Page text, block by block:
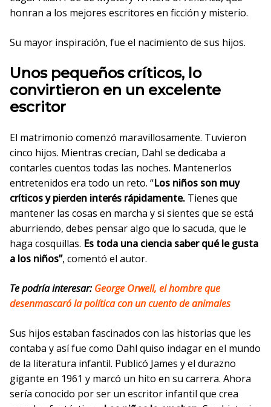
honran a los mejores escritores en ficción y misterio.
Su mayor inspiración, fue el nacimiento de sus hijos.
Unos pequeños críticos, lo
convirtieron en un excelente
escritor
El matrimonio comenzó maravillosamente. Tuvieron
cinco hijos. Mientras crecían, Dahl se dedicaba a
contarles cuentos todas las noches. Mantenerlos
entretenidos era todo un reto. “Los niños son muy
críticos y pierden interés rápidamente. Tienes que
mantener las cosas en marcha y si sientes que se está
aburriendo, debes pensar algo que lo sacuda, que le
haga cosquillas. Es toda una ciencia saber qué le gusta
a los niños”, comentó el autor.
Te podría interesar:George Orwell, el hombre que
desenmascaró la política con un cuento de animales
Sus hijos estaban fascinados con las historias que les
contaba y así fue como Dahl quiso indagar en el mundo
de la literatura infantil. Publicó James y el durazno
gigante en 1961 y marcó un hito en su carrera. Ahora
sería conocido por ser un escritor infantil que crea